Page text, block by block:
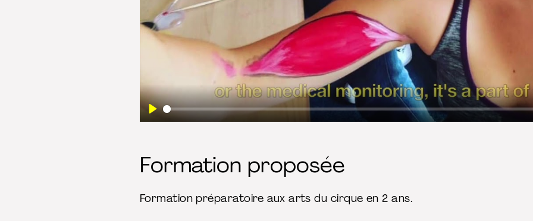
Play
Formation proposée
Formation préparatoire aux arts du cirque en 2 ans.